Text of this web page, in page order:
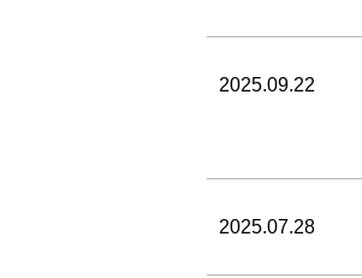
2025.09.22
2025.07.28